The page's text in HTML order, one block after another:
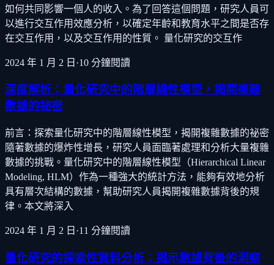
如何共同影響一個人的收入。為了回答這個問題，研究人員可
以進行交互作用效應分析，以確定年齡和教育水平之間是否存
在交互作用，以及交互作用的性質。 量化研究的交互作
2024 年 1 月 2 日 ·10 分鐘閱讀
深度解析：量化研究中的階層線性模型，揭開複雜
數據的祕密
前言：探索量化研究中的階層線性模型，揭開複雜數據的祕密
隨著數據的爆炸性增長，研究人員面臨著處理和分析大量複雜
數據的挑戰。量化研究中的階層線性模型（Hierarchical Linear
Modeling, HLM）作為一種強大的統計方法，能夠有效地分析
具有層次結構的數據，幫助研究人員揭開複雜數據背後的規
律。本文將深入
2024 年 1 月 2 日 ·11 分鐘閱讀
量化研究的探索性資料分析：揭示數據背後的洞察